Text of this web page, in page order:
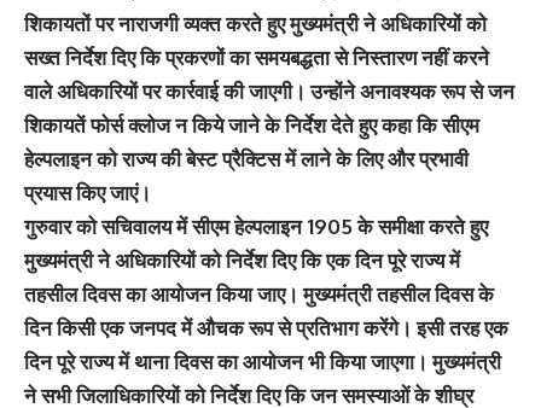
शिकायतों पर नाराजगी व्यक्त करते हुए मुख्यमंत्री ने अधिकारियों को
सख्त निर्देश दिए कि प्रकरणों का समयबद्धता से निस्तारण नहीं करने
वाले अधिकारियों पर कार्रवाई की जाएगी। उन्होंने अनावश्यक रूप से जन
शिकायतें फोर्स क्लोज न किये जाने के निर्देश देते हुए कहा कि सीएम
हेल्पलाइन को राज्य की बेस्ट प्रैक्टिस में लाने के लिए और प्रभावी
प्रयास किए जाएं।
गुरुवार को सचिवालय में सीएम हेल्पलाइन 1905 के समीक्षा करते हुए
मुख्यमंत्री ने अधिकारियों को निर्देश दिए कि एक दिन पूरे राज्य में
तहसील दिवस का आयोजन किया जाए। मुख्यमंत्री तहसील दिवस के
दिन किसी एक जनपद में औचक रूप से प्रतिभाग करेंगे। इसी तरह एक
दिन पूरे राज्य में थाना दिवस का आयोजन भी किया जाएगा। मुख्यमंत्री
ने सभी जिलाधिकारियों को निर्देश दिए कि जन समस्याओं के शीघ्र